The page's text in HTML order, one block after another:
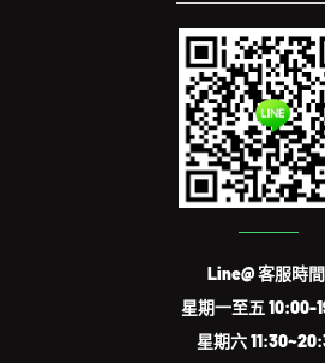
Line@ 客服時
星期一至五 10:00-
星期六